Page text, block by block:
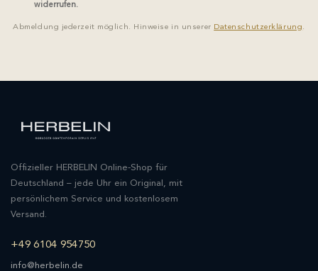
widerrufen.
Abmeldung jederzeit möglich. Hinweise in unserer Datenschutzerklärung.
Offizieller HERBELIN Online-Shop für
Deutschland – jede Uhr ein Original, mit
persönlichem Service und kostenlosem
Versand.
+49 6104 954750
info@herbelin.de